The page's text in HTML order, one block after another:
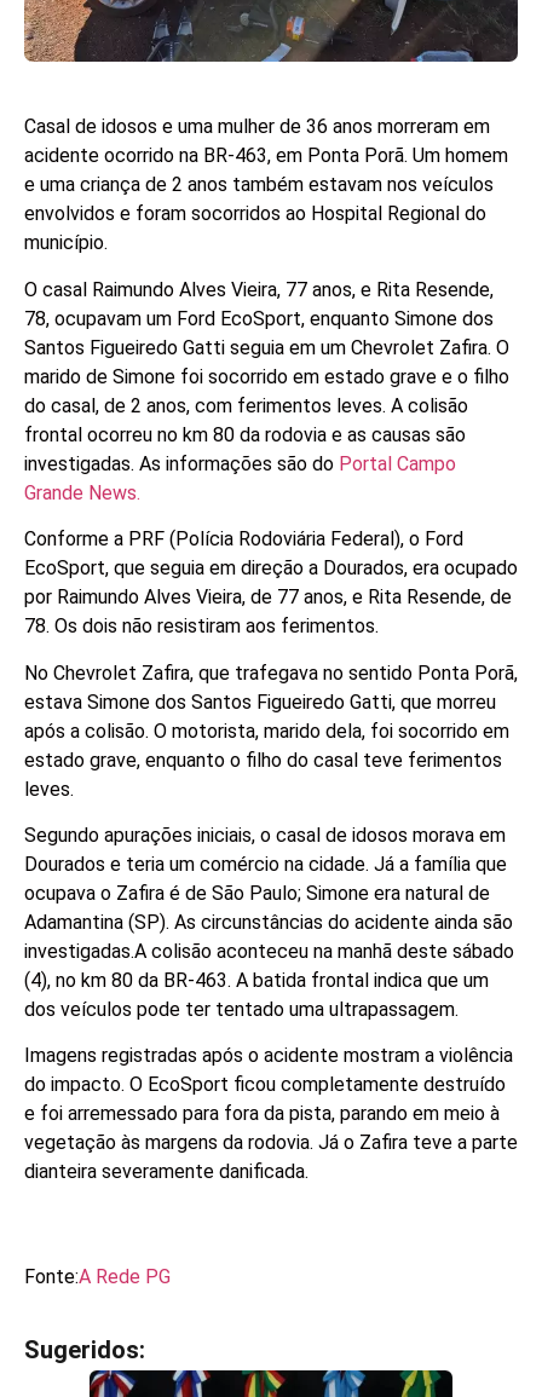
Casal de idosos e uma mulher de 36 anos morreram em
acidente ocorrido na BR-463, em Ponta Porã. Um homem
e uma criança de 2 anos também estavam nos veículos
envolvidos e foram socorridos ao Hospital Regional do
município.
O casal Raimundo Alves Vieira, 77 anos, e Rita Resende,
78, ocupavam um Ford EcoSport, enquanto Simone dos
Santos Figueiredo Gatti seguia em um Chevrolet Zafira. O
marido de Simone foi socorrido em estado grave e o filho
do casal, de 2 anos, com ferimentos leves. A colisão
frontal ocorreu no km 80 da rodovia e as causas são
investigadas. As informações são do Portal Campo
Grande News.
Conforme a PRF (Polícia Rodoviária Federal), o Ford
EcoSport, que seguia em direção a Dourados, era ocupado
por Raimundo Alves Vieira, de 77 anos, e Rita Resende, de
78. Os dois não resistiram aos ferimentos.
No Chevrolet Zafira, que trafegava no sentido Ponta Porã,
estava Simone dos Santos Figueiredo Gatti, que morreu
após a colisão. O motorista, marido dela, foi socorrido em
estado grave, enquanto o filho do casal teve ferimentos
leves.
Segundo apurações iniciais, o casal de idosos morava em
Dourados e teria um comércio na cidade. Já a família que
ocupava o Zafira é de São Paulo; Simone era natural de
Adamantina (SP). As circunstâncias do acidente ainda são
investigadas.A colisão aconteceu na manhã deste sábado
(4), no km 80 da BR-463. A batida frontal indica que um
dos veículos pode ter tentado uma ultrapassagem.
Imagens registradas após o acidente mostram a violência
do impacto. O EcoSport ficou completamente destruído
e foi arremessado para fora da pista, parando em meio à
vegetação às margens da rodovia. Já o Zafira teve a parte
dianteira severamente danificada.
Fonte:A Rede PG
Sugeridos: